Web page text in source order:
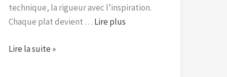
technique, la rigueur avec l’inspiration.
Chaque plat devient … Lire plus
Lire la suite »